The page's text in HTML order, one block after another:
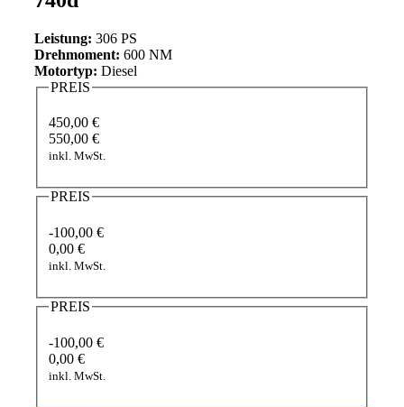
Leistung: 306 PS
Drehmoment: 600 NM
Motortyp: Diesel
PREIS
450,00 €
550,00 €
inkl. MwSt.
PREIS
-100,00 €
0,00 €
inkl. MwSt.
PREIS
-100,00 €
0,00 €
inkl. MwSt.